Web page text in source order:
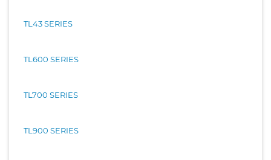
TL43 SERIES
TL600 SERIES
TL700 SERIES
TL900 SERIES